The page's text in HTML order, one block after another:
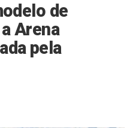
de
Arena
pela